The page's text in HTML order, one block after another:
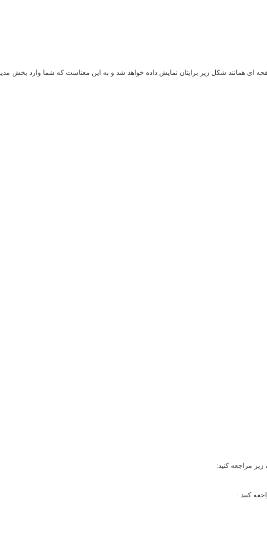
ای همانند شکل زیر برایتان نمایش داده خواهد شد و به این معناست که شما وارد بخش
مراجعه کنید:
کنید :